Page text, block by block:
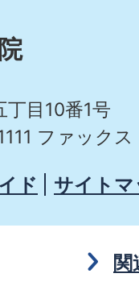
丁目10番1号
ファック
ド サイト
関